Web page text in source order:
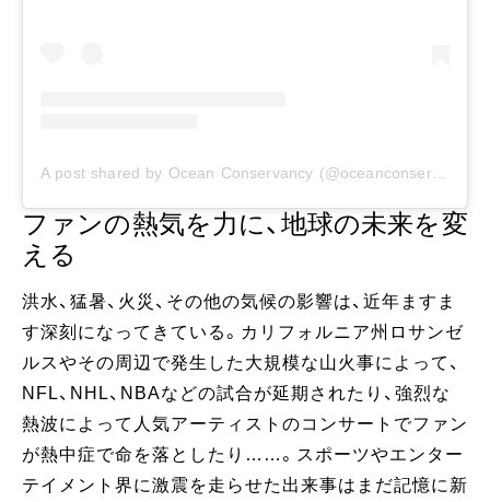
ファンの熱気を力に、地球の未来を変
える
洪水、猛暑、火災、その他の気候の影響は、近年ますま
す深刻になってきている。カリフォルニア州ロサンゼ
ルスやその周辺で発生した大規模な山火事によって、
NFL、NHL、NBAなどの試合が延期されたり、強烈な
熱波によって人気アーティストのコンサートでファン
が熱中症で命を落としたり……。スポーツやエンター
テイメント界に激震を走らせた出来事はまだ記憶に新